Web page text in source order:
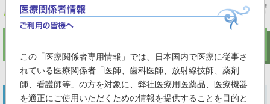
院内で検査を依頼する場合
この「医療関係者専用情報」では、日本国内で医療に従事さ
れている医療関係者「医師、歯科医師、放射線技師、薬剤
師、看護師等」の方を対象に、弊社医療用医薬品、医療機器
を適正にご使用いただくための情報を提供することを目的と